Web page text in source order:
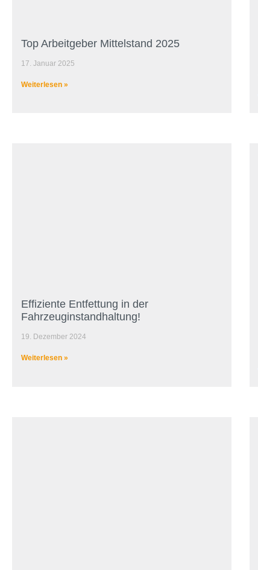
Top Arbeitgeber Mittelstand 2025
17. Januar 2025
Weiterlesen »
Effiziente Entfettung in der
Fahrzeuginstandhaltung!
19. Dezember 2024
Weiterlesen »